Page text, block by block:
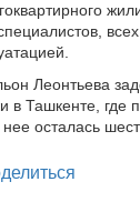
Леонтьева
в Ташкенте, где
осталась